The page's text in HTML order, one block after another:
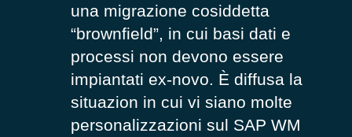
una migrazione cosiddetta
“brownfield”, in cui basi dati e
processi non devono essere
impiantati ex-novo. È diffusa la
situazion in cui vi siano molte
personalizzazioni sul SAP WM